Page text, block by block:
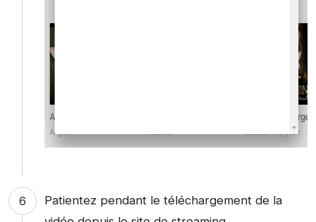
Patientez pendant le téléchargement de la